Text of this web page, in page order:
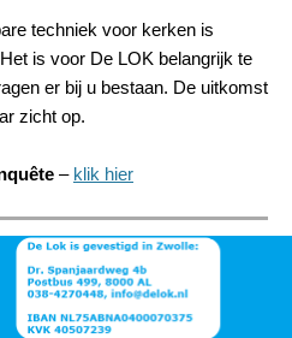
techniek voor kerken is
is voor De LOK belangrijk te
er bij u bestaan. De uitkomst
zicht op.
– klik hier